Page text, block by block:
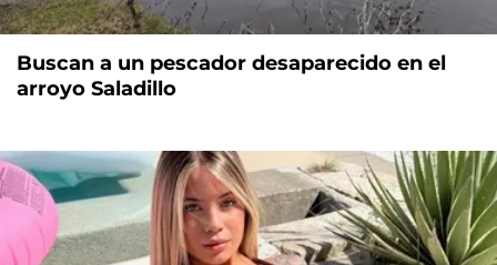
Buscan a un pescador desaparecido en el
arroyo Saladillo